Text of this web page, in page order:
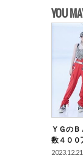
YOU
ＹＧの
数４００